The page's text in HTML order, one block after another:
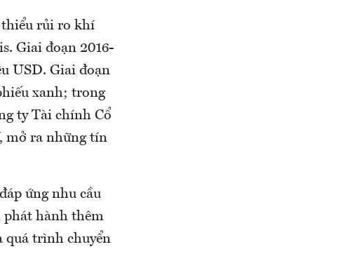
thiểu rủi ro khí
Giai đoạn 2016-
USD. Giai đoạn
xanh; trong
ty Tài chính Cổ
mở ra những tín
ứng nhu cầu
phát hành thêm
quá trình chuyển